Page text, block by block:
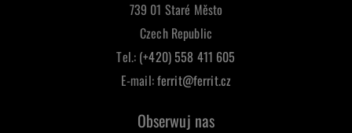
739 01 Staré Město
Czech Republic
Tel.: (+420) 558 411 605
E-mail:ferrit@ferrit.cz
Obserwuj nas